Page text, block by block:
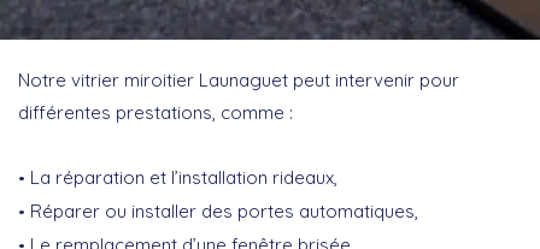
Notre vitrier miroitier Launaguet peut intervenir pour
différentes prestations, comme :
La réparation et l’installation rideaux,
Réparer ou installer des portes automatiques,